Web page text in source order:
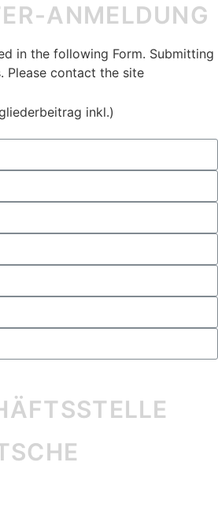
ANMELDUNG
in the following Form. Submitting
Please contact the site
inkl.)